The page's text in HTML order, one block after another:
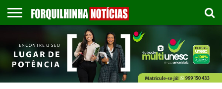
EMPREGOS
ESPORTES
PUBLICAÇÃO
LEGAL
GASTRONOMIA
CONTATO